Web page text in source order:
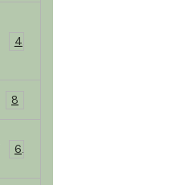
8
6